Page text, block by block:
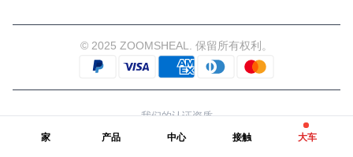
© 2025 ZOOMSHEAL. 保留所有权利。
我们的认证资质
家 产品 中心 接触 大车